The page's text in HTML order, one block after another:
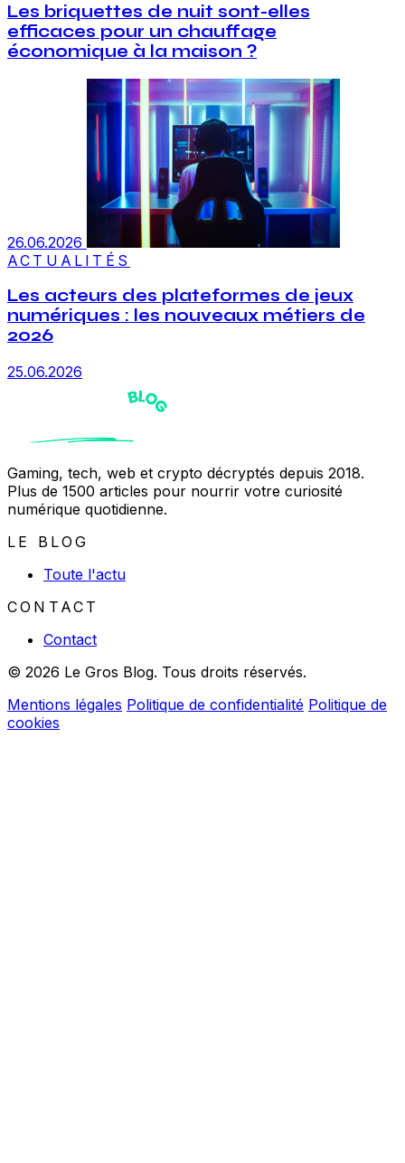
Les briquettes de nuit sont-elles
efficaces pour un chauffage
économique à la maison ?
26.06.2026
ACTUALITÉS
Les acteurs des plateformes de jeux
numériques : les nouveaux métiers de
2026
25.06.2026
Gaming, tech, web et crypto décryptés depuis 2018.
Plus de 1500 articles pour nourrir votre curiosité
numérique quotidienne.
LE BLOG
Toute l'actu
CONTACT
Contact
© 2026 Le Gros Blog. Tous droits réservés.
Mentions légales Politique de confidentialité Politique de
cookies